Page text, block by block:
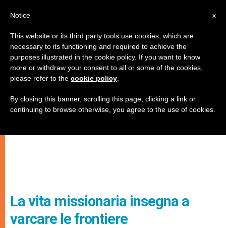
La vita missionaria insegna a
varcare le frontiere
x
Notice
This website or its third party tools use cookies, which are
necessary to its functioning and required to achieve the
purposes illustrated in the cookie policy. If you want to know
more or withdraw your consent to all or some of the cookies,
please refer to the cookie policy
By closing this banner, scrolling this page, clicking a link or
continuing to browse otherwise, you agree to the use of cookies.